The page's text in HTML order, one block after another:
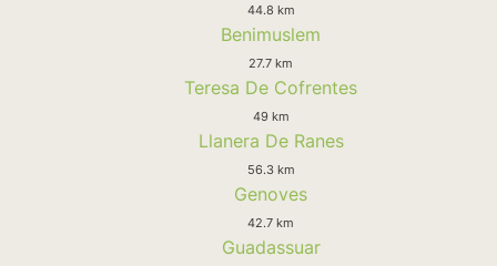
44.8 km
Benimuslem
27.7 km
Teresa De Cofrentes
49 km
Llanera De Ranes
56.3 km
Genoves
42.7 km
Guadassuar